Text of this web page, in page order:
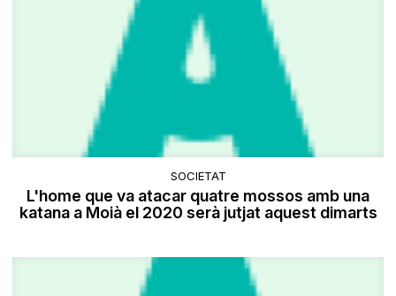
SOCIETAT
L'home que va atacar quatre mossos amb una
katana a Moià el 2020 serà jutjat aquest dimarts